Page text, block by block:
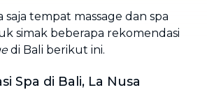
tempat massage dan spa
simak beberapa rekomendasi
di Bali berikut ini.
Spa di Bali, La Nusa